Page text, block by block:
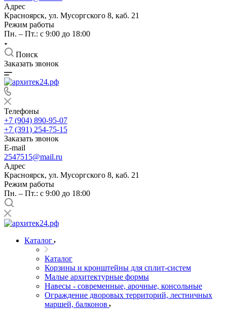
Адрес
Красноярск, ул. Мусоргского 8, каб. 21
Режим работы
Пн. – Пт.: с 9:00 до 18:00
Поиск
Заказать звонок
Телефоны
+7 (904) 890-95-07
+7 (391) 254-75-15
Заказать звонок
E-mail
2547515@mail.ru
Адрес
Красноярск, ул. Мусоргского 8, каб. 21
Режим работы
Пн. – Пт.: с 9:00 до 18:00
Каталог
Каталог
Корзины и кронштейны для сплит-систем
Малые архитектурные формы
Навесы - современные, арочные, консольные
Ограждение дворовых территорий, лестничных
маршей, балконов